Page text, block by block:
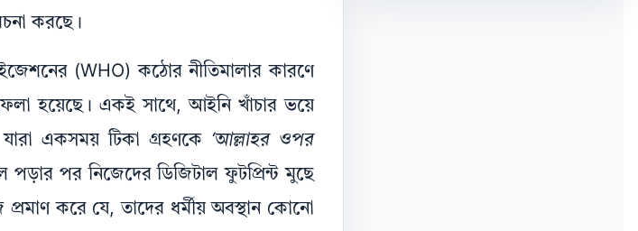
করছে।
(WHO) কঠোর নীতিমালার কারণে
হয়েছে। একই সাথে, আইনি খাঁচার ভয়ে
একসময় টিকা গ্রহণকে ‘আল্লাহর ওপর
পড়ার পর নিজেদের ডিজিটাল ফুটপ্রিন্ট মুছে
করে যে, তাদের ধর্মীয় অবস্থান কোনো